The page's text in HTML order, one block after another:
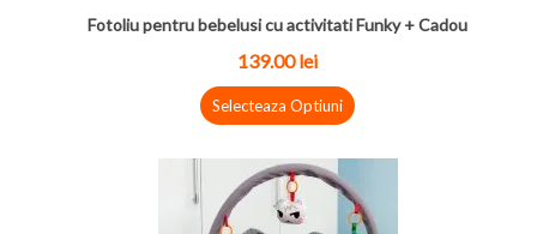
Fotoliu pentru bebelusi cu activitati Funky + Cadou
139.00 lei
Selecteaza Optiuni